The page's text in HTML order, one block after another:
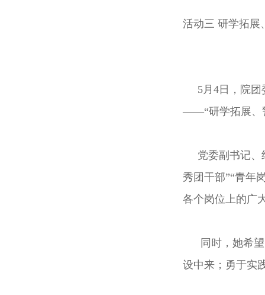
活动三 研学拓展
5月4日，院团
——“研学拓展、
党委副书记、
秀团干部”“青年
各个岗位上的广
同时，她希望
设中来；勇于实